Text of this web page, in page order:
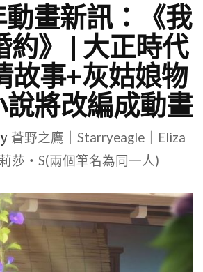
畫新訊：《我
約》 | 大正時代
故事+灰姑娘物
將改編成動畫
蒼野之鷹｜Starryeagle｜Eliza
莎・S(兩個筆名為同一人)